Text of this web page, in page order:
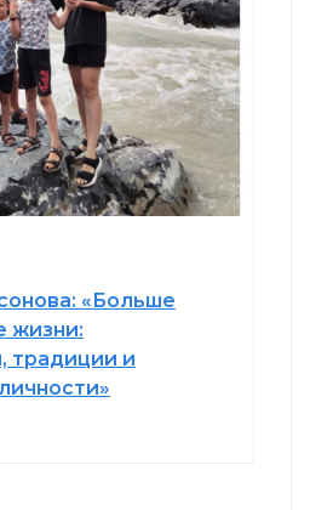
«Больше
жизни:
традиции и